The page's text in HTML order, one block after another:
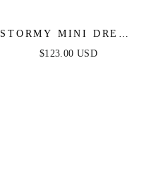
STORMY MINI DRESS
- BLACK
$123.00 USD